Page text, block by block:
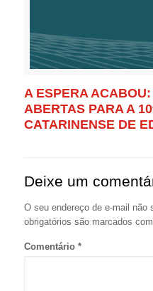
A ESPERA
ABERTAS PARA A
CATARINENSE DE
Deixe um
O seu endereço de e-mail não
obrigatórios são marcados com
Comentário *